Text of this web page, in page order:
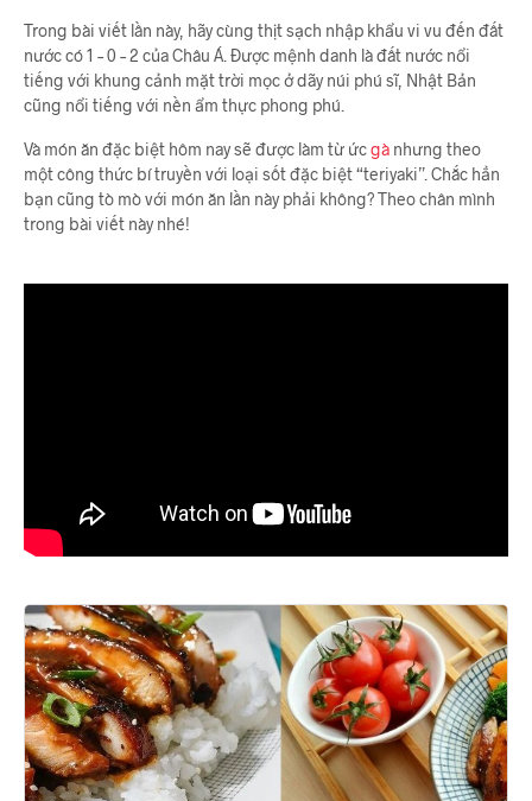
Trong bài viết lần này, hãy cùng thịt sạch nhập khẩu vi vu đến đất
nước có 1 – 0 – 2 của Châu Á. Được mệnh danh là đất nước nổi
tiếng với khung cảnh mặt trời mọc ở dãy núi phú sĩ, Nhật Bản
cũng nổi tiếng với nền ẩm thực phong phú.
Và món ăn đặc biệt hôm nay sẽ được làm từ ứcgà nhưng theo
một công thức bí truyền với loại sốt đặc biệt “teriyaki”. Chắc hẳn
bạn cũng tò mò với món ăn lần này phải không? Theo chân mình
trong bài viết này nhé!